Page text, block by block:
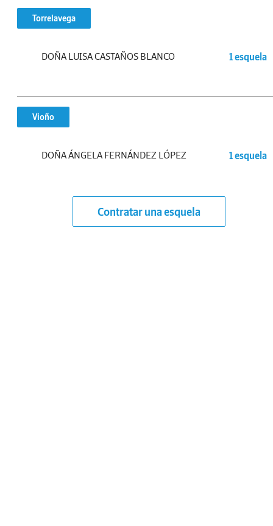
Torrelavega
DOÑA LUISA CASTAÑOS BLANCO 1 esquela
Vioño
DOÑA ÁNGELA FERNÁNDEZ LÓPEZ 1 esquela
Contratar una esquela